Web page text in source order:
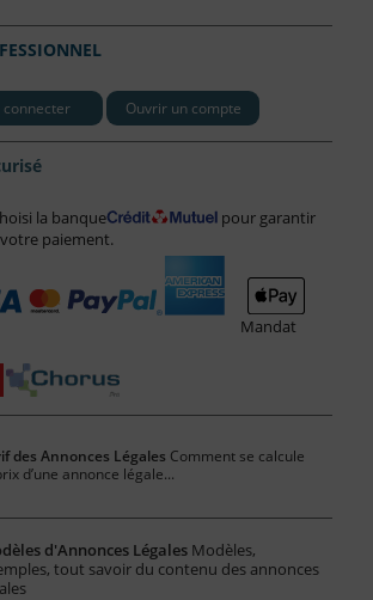
connecter Ouvrir un compte
la banque
pour garantir
paiement.
Mandat
des Annonces Légales Comment se calcule
d’une annonce légale...
d'Annonces Légales Modèles,
tout savoir du contenu des annonces